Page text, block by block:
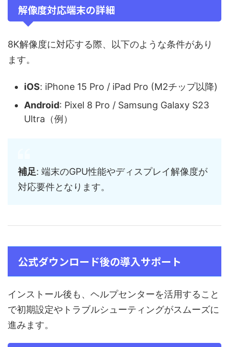
解像度対応端末の詳細
8K解像度に対応する際、以下のような条件があり
ます。
iOS: iPhone 15 Pro / iPad Pro (M2チップ以降)
Android: Pixel 8 Pro / Samsung Galaxy S23
Ultra（例）
補足: 端末のGPU性能やディスプレイ解像度が
対応要件となります。
公式ダウンロード後の導入サポート
インストール後も、ヘルプセンターを活用すること
で初期設定やトラブルシューティングがスムーズに
進みます。